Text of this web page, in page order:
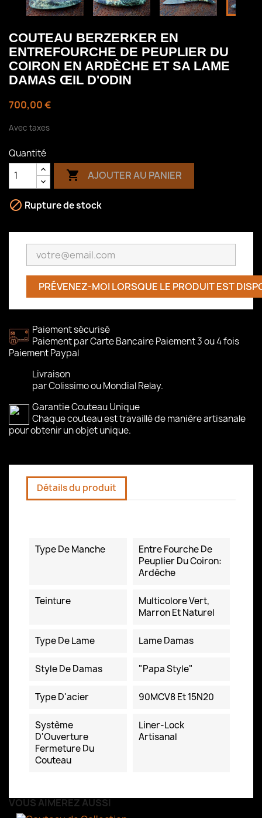
COUTEAU BERZERKER EN
ENTREFOURCHE DE PEUPLIER DU
COIRON EN ARDÈCHE ET SA LAME
DAMAS ŒIL D'ODIN
700,00 €
Avec taxes
Quantité
 AJOUTER AU PANIER
 Rupture de stock
PRÉVENEZ-MOI LORSQUE LE PRODUIT EST
Paiement sécurisé
Paiement par Carte Bancaire Paiement 3 ou 4 fois
Paiement Paypal
Livraison
par Colissimo ou Mondial Relay.
Garantie Couteau Unique
Chaque couteau est travaillé de manière artisanale
pour obtenir un objet unique.
Détails du produit
Type De Manche
Entre Fourche De
Peuplier Du Coiron:
Ardèche
Teinture
Multicolore Vert,
Marron Et Naturel
Type De Lame Lame Damas
Style De Damas "Papa Style"
Type D'acier 90MCV8 Et 15N20
Système
D'Ouverture
Fermeture Du
Couteau
Liner-Lock
Artisanal
VOUS AIMEREZ AUSSI